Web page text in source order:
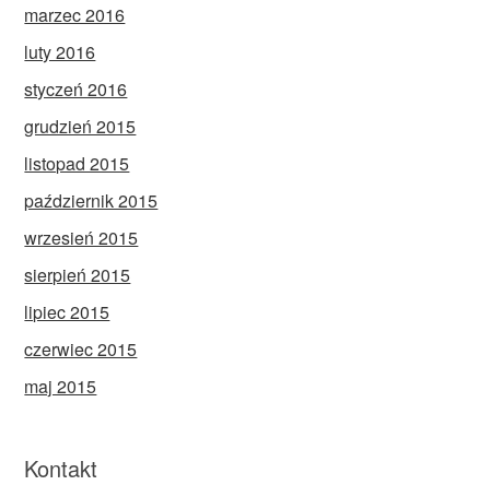
marzec 2016
luty 2016
styczeń 2016
grudzień 2015
listopad 2015
październik 2015
wrzesień 2015
sierpień 2015
lipiec 2015
czerwiec 2015
maj 2015
Kontakt